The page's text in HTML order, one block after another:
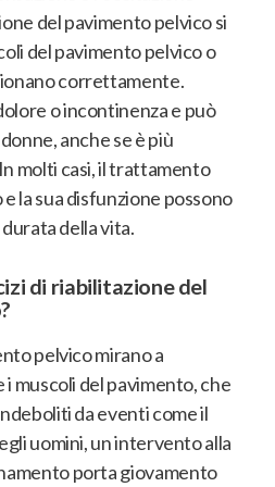
del pavimento pelvicosi
del pavimento pelvico o
correttamente.
o incontinenza e può
anche se è più
molti casi, il trattamento
la sua disfunzione possono
della vita.
di riabilitazione del
pelvico mirano a
muscoli del pavimento, che
da eventi come il
uomini, un intervento alla
porta giovamento